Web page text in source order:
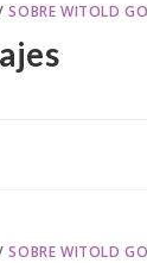
SOBRE WITOLD
SOBRE WITOLD